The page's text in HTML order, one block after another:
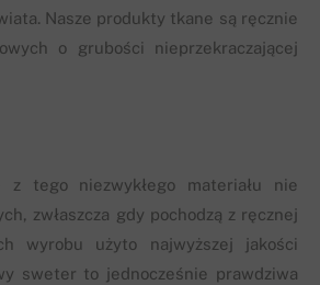
Nasze produkty tkane są ręcznie
o grubości nieprzekraczającej
z tego niezwykłego materiału nie
zwłaszcza gdy pochodzą z ręcznej
wyrobu użyto najwyższej jakości
sweter to jednocześnie prawdziwa